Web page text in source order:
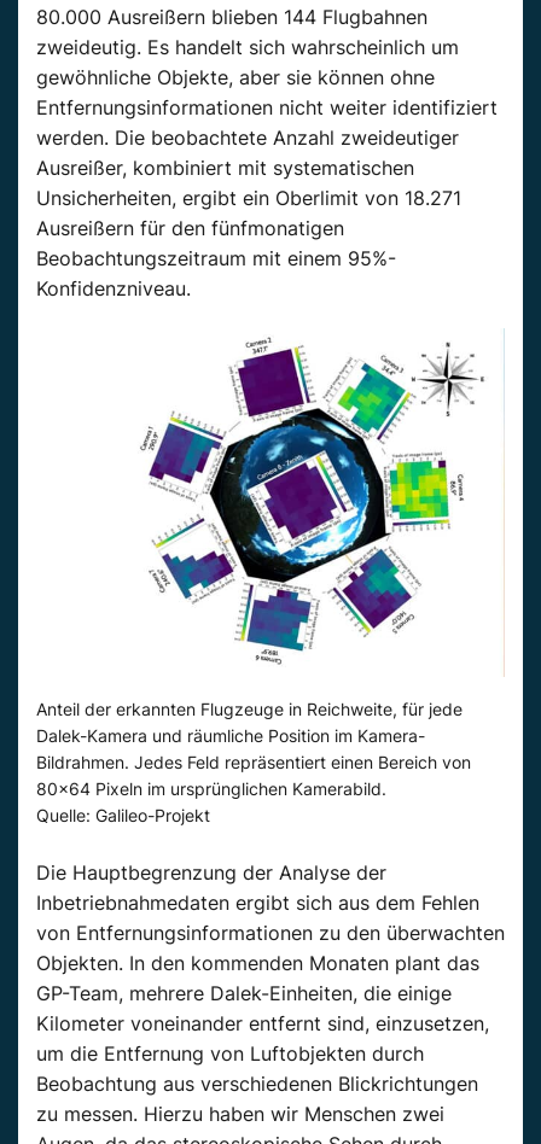
80.000 Ausreißern blieben 144 Flugbahnen
zweideutig. Es handelt sich wahrscheinlich um
gewöhnliche Objekte, aber sie können ohne
Entfernungsinformationen nicht weiter identifiziert
werden. Die beobachtete Anzahl zweideutiger
Ausreißer, kombiniert mit systematischen
Unsicherheiten, ergibt ein Oberlimit von 18.271
Ausreißern für den fünfmonatigen
Beobachtungszeitraum mit einem 95%-
Konfidenzniveau.
Anteil der erkannten Flugzeuge in Reichweite, für jede
Dalek-Kamera und räumliche Position im Kamera-
Bildrahmen. Jedes Feld repräsentiert einen Bereich von
80×64 Pixeln im ursprünglichen Kamerabild.
Quelle: Galileo-Projekt
Die Hauptbegrenzung der Analyse der
Inbetriebnahmedaten ergibt sich aus dem Fehlen
von Entfernungsinformationen zu den überwachten
Objekten. In den kommenden Monaten plant das
GP-Team, mehrere Dalek-Einheiten, die einige
Kilometer voneinander entfernt sind, einzusetzen,
um die Entfernung von Luftobjekten durch
Beobachtung aus verschiedenen Blickrichtungen
zu messen. Hierzu haben wir Menschen zwei